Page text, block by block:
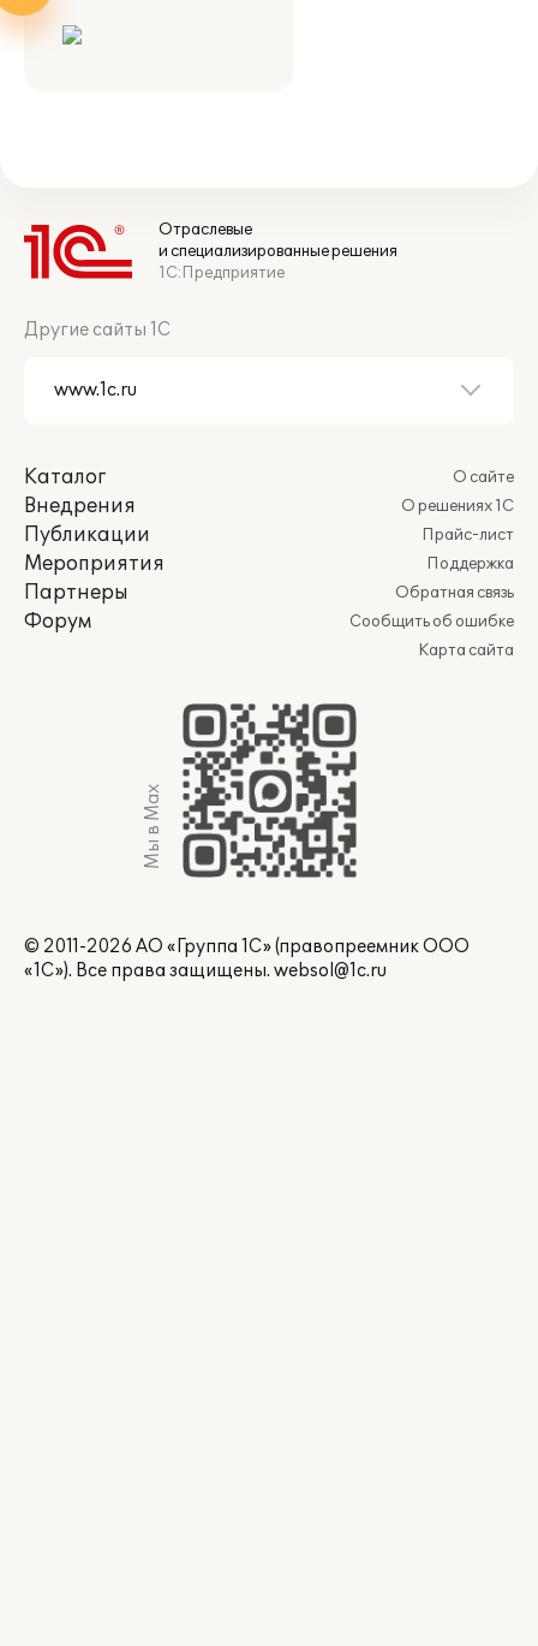
Отраслевые
и специализированные решения
1С:Предприятие
Другие сайты 1С
Каталог
Внедрения
Публикации
Мероприятия
Партнеры
Форум
О сайте
О решениях 1С
Прайс-лист
Поддержка
Обратная связь
Сообщить об ошибке
Карта сайта
Мы в Max
© 2011-2026 АО «Группа 1С» (правопреемник ООО
«1С»). Все права защищены. websol@1c.ru